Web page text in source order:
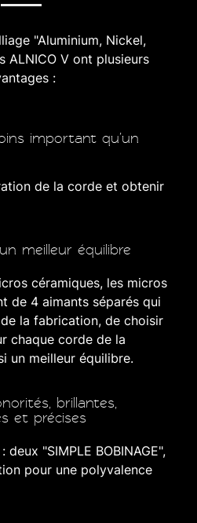
"Aluminium, Nickel,
ALNICO V ont plusieurs
:
important qu’un
de la corde et obtenir
meilleur équilibre
céramiques, les micros
de 4 aimants séparés qui
la fabrication, de choisir
chaque corde de la
un meilleur équilibre.
brillantes,
et précises
"SIMPLE BOBINAGE",
pour une polyvalence